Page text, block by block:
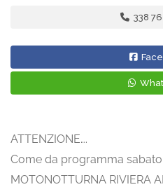
338
ATTENZIONE….
Come da programma sabato
MOTONOTTURNA RIVIERA